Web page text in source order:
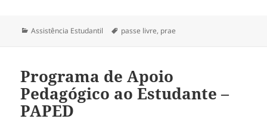
Categorias
Assistência Estudantil Tags
passe livre, prae
Programa de Apoio
Pedagógico ao Estudante –
PAPED